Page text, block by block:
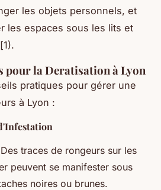
les objets personnels, et
les espaces sous les lits et
pour la Deratisation à Lyon
pratiques pour gérer une
à Lyon :
traces de rongeurs sur les
peuvent se manifester sous
noires ou brunes.